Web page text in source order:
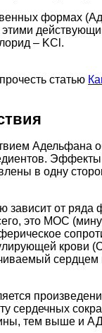
формах
этими
– KCl.
статью
Адельфана
в одну
от ряда
это МОС
крови
сердцем
сердечных
тем выше и